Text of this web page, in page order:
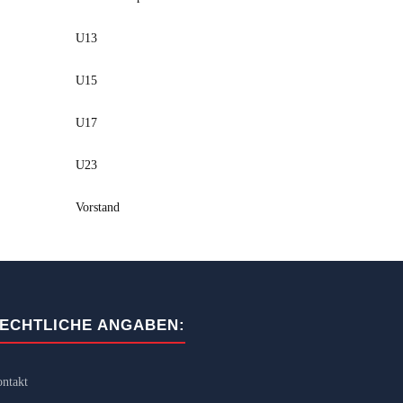
U13
U15
U17
U23
Vorstand
ANGABEN: